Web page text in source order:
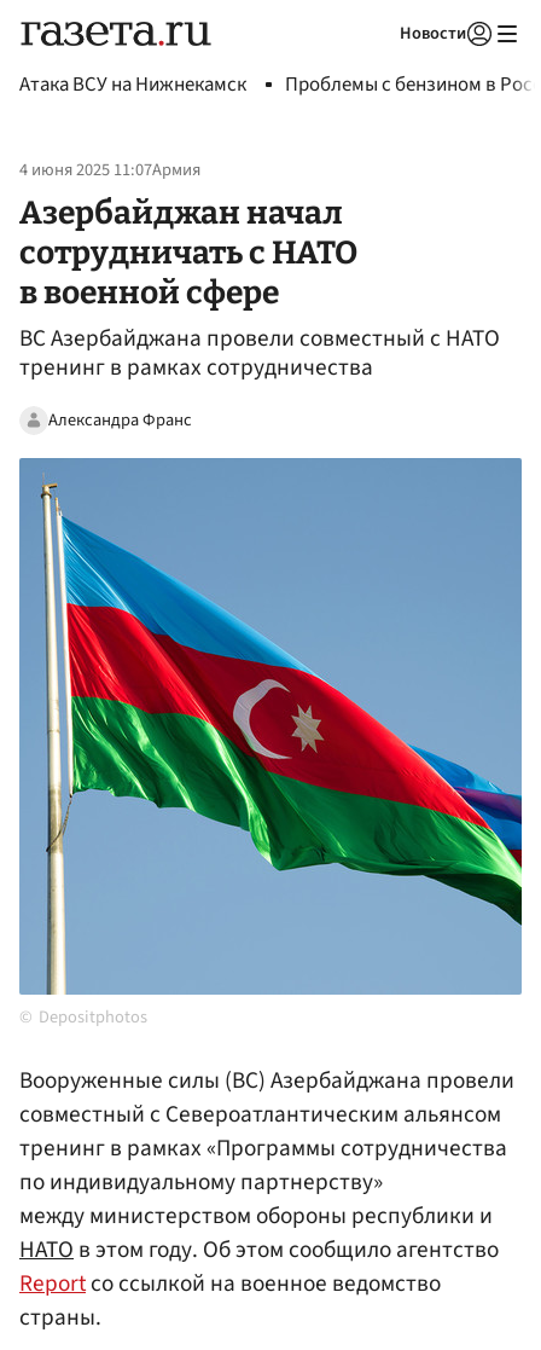
Новости
Атака ВСУ на Нижнекамск Проблемы с бензином в
4 июня 2025 11:07Армия
Азербайджан начал
сотрудничать с НАТО
в военной сфере
ВС Азербайджана провели совместный с НАТО
тренинг в рамках сотрудничества
Александра Франс
Depositphotos
Вооруженные силы (ВС) Азербайджана провели
совместный с Североатлантическим альянсом
тренинг в рамках «Программы сотрудничества
по индивидуальному партнерству»
между министерством обороны республики и
НАТОв этом году. Об этом сообщило агентство
Reportсо ссылкой на военное ведомство
страны.